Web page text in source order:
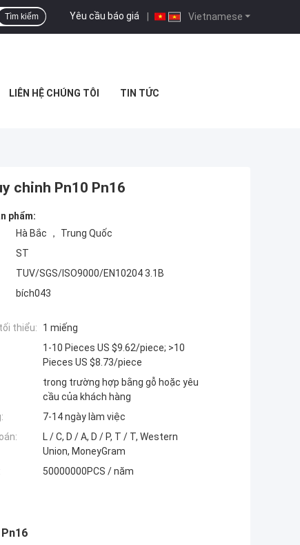
Vietnamese
Yêu cầu báo giá |
Tìm kiếm
LIÊN HỆ CHÚNG TÔI TIN TỨC
chỉnh Pn10 Pn16
phẩm:
Hà Bắc ， Trung Quốc
ST
TUV/SGS/ISO9000/EN10204 3.1B
bích043
thiểu:
1 miếng
1-10 Pieces US $9.62/piece; >10
Pieces US $8.73/piece
trong trường hợp bằng gỗ hoặc yêu
cầu của khách hàng
7-14 ngày làm việc
L / C, D / A, D / P, T / T, Western
Union, MoneyGram
50000000PCS / năm